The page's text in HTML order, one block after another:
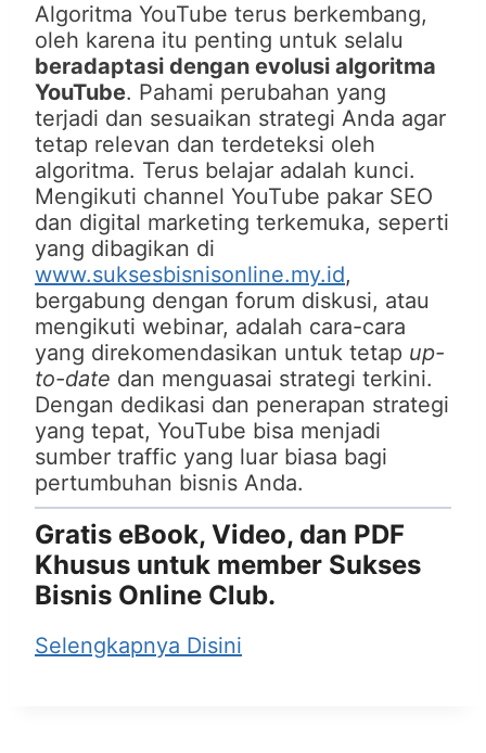
Algoritma YouTube terus berkembang,
oleh karena itu penting untuk selalu
beradaptasi dengan evolusi algoritma
YouTube. Pahami perubahan yang
terjadi dan sesuaikan strategi Anda agar
tetap relevan dan terdeteksi oleh
algoritma. Terus belajar adalah kunci.
Mengikuti channel YouTube pakar SEO
dan digital marketing terkemuka, seperti
yang dibagikan di
www.suksesbisnisonline.my.id,
bergabung dengan forum diskusi, atau
mengikuti webinar, adalah cara-cara
yang direkomendasikan untuk tetap up-
to-date dan menguasai strategi terkini.
Dengan dedikasi dan penerapan strategi
yang tepat, YouTube bisa menjadi
sumber traffic yang luar biasa bagi
pertumbuhan bisnis Anda.
Gratis eBook, Video, dan PDF
Khusus untuk member Sukses
Bisnis Online Club.
Selengkapnya Disini